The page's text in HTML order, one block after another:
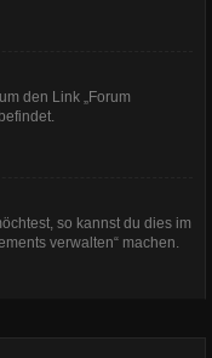
den Link „Forum
so kannst du dies im
verwalten“ machen.